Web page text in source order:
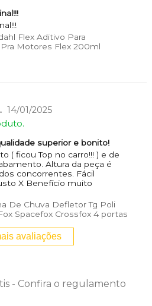
Flex Aditivo Para
Motores Flex 200ml
14/01/2025
superior e bonito!
( ficou Top no carro!!! ) e de
Altura da peça é
concorrentes. Fácil
X Benefício muito
De Chuva Defletor Tg Poli
Spacefox Crossfox 4 portas
avaliações